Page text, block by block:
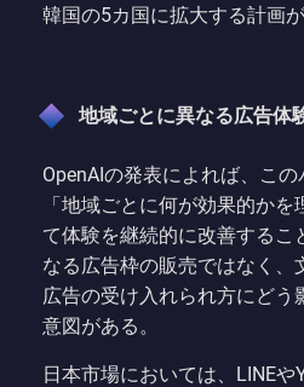
韓国の5カ国に拡大する計画
地域ごとに異なる広告体
OpenAIの発表によれば、こ
「地域ごとに何が効果的か
て体験を継続的に改善するこ
なる広告枠の販売ではなく、
広告の受け入れられ方にどう
意図がある。
日本市場においては、LINEや